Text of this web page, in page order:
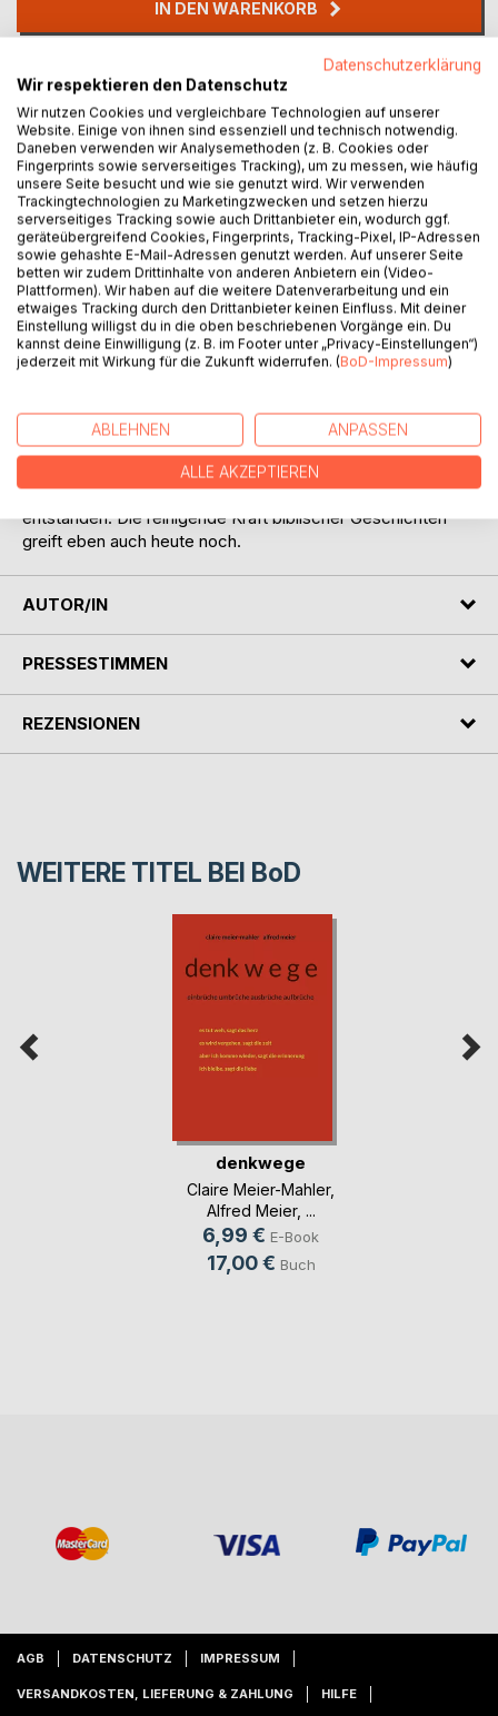
IN DEN WARENKORB
Auf die Merkliste
Titel bewerten
BESCHREIBUNG
In authentischen und provokanten Auslegungen von Texten
des Alten und Neuen Testaments erleben wir hautnah
aufrüttelnde Botschaften: Ihr könnt aus eingefahrenen und
drangsalierende Zwanghaftigkeiten hinter euch und nehmt
die Macht eines liebenden Sinngrunds an! Aus direkter
Betroffenheit und langjähriger therapeutischer Arbeit sind
die Zeugnisse und spirituellen Weisungen dieses Buches
entstanden. Die reinigende Kraft biblischer Geschichten
greift eben auch heute noch.
AUTOR/IN
PRESSESTIMMEN
REZENSIONEN
WEITERE TITEL BEI BoD
denkwege
Claire Meier-Mahler,
Alfred Meier, ...
6,99 € E-Book
17,00 € Buch
AGB DATENSCHUTZ IMPRESSUM
VERSANDKOSTEN, LIEFERUNG & ZAHLUNG HILFE
Datenschutzerklärung
Wir respektieren den Datenschutz
Wir nutzen Cookies und vergleichbare Technologien auf unserer
Website. Einige von ihnen sind essenziell und technisch notwendig.
Daneben verwenden wir Analysemethoden (z. B. Cookies oder
Fingerprints sowie serverseitiges Tracking), um zu messen, wie häufig
unsere Seite besucht und wie sie genutzt wird. Wir verwenden
Trackingtechnologien zu Marketingzwecken und setzen hierzu
serverseitiges Tracking sowie auch Drittanbieter ein, wodurch ggf.
geräteübergreifend Cookies, Fingerprints, Tracking-Pixel, IP-Adressen
sowie gehashte E-Mail-Adressen genutzt werden. Auf unserer Seite
betten wir zudem Drittinhalte von anderen Anbietern ein (Video-
Plattformen). Wir haben auf die weitere Datenverarbeitung und ein
etwaiges Tracking durch den Drittanbieter keinen Einfluss. Mit deiner
Einstellung willigst du in die oben beschriebenen Vorgänge ein. Du
kannst deine Einwilligung (z. B. im Footer unter „Privacy-Einstellungen“)
jederzeit mit Wirkung für die Zukunft widerrufen. (BoD-Impressum)
ABLEHNEN ANPASSEN
ALLE AKZEPTIEREN